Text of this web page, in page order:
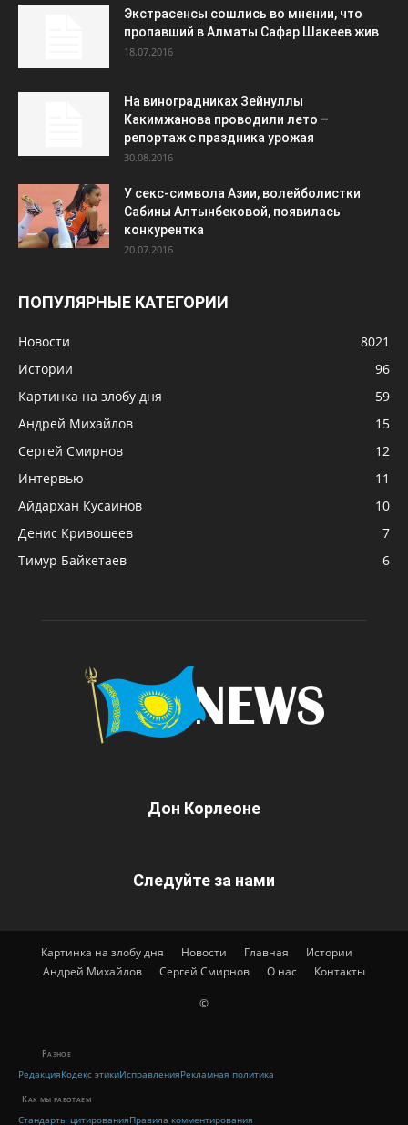
Экстрасенсы сошлись во мнении, что
пропавший в Алматы Сафар Шакеев жив
18.07.2016
На виноградниках Зейнуллы
Какимжанова проводили лето –
репортаж с праздника урожая
30.08.2016
У секс-символа Азии, волейболистки
Сабины Алтынбековой, появилась
конкурентка
20.07.2016
ПОПУЛЯРНЫЕ КАТЕГОРИИ
Новости
8021
Истории
96
Картинка на злобу дня
59
Андрей Михайлов
15
Сергей Смирнов
12
Интервью
11
Айдархан Кусаинов
10
Денис Кривошеев
7
Тимур Байкетаев
6
Дон Корлеоне
Следуйте за нами
Картинка на злобу дня Новости Главная
Истории
Андрей Михайлов
Сергей Смирнов О нас Контакты
©
Разное
РедакцияКодекс этикиИсправленияРекламная политика
Как мы работаем
Стандарты цитированияПравила комментирования